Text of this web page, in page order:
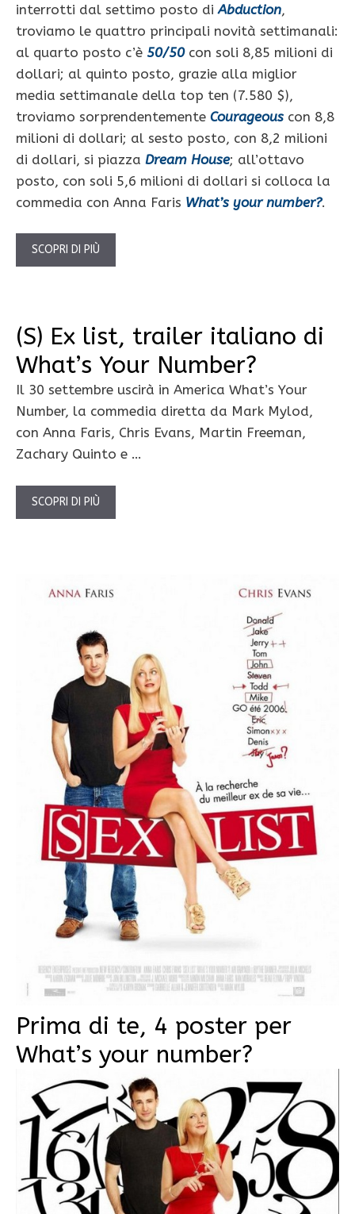
interrotti dal settimo posto diAbduction,
troviamo le quattro principali novità settimanali:
al quarto posto c’è 50/50con soli 8,85 milioni di
dollari; al quinto posto, grazie alla miglior
media settimanale della top ten (7.580 $),
troviamo sorprendentemente Courageous con 8,8
milioni di dollari; al sesto posto, con 8,2 milioni
di dollari, si piazza Dream House; all’ottavo
posto, con soli 5,6 milioni di dollari si colloca la
commedia con Anna Faris What’s your number?.
SCOPRI DI PIÙ
(S) Ex list, trailer italiano di
What’s Your Number?
Il 30 settembre uscirà in America What’s Your
Number, la commedia diretta da Mark Mylod,
con Anna Faris, Chris Evans, Martin Freeman,
Zachary Quinto e …
SCOPRI DI PIÙ
Prima di te, 4 poster per
What’s your number?